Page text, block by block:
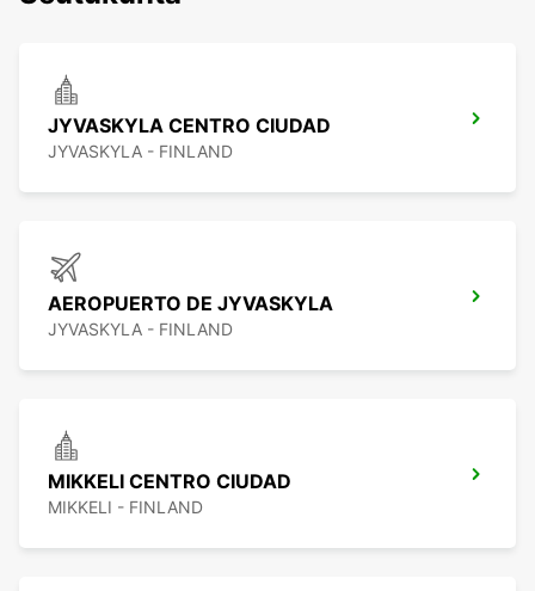
JYVASKYLA CENTRO CIUDAD
JYVASKYLA - FINLAND
AEROPUERTO DE JYVASKYLA
JYVASKYLA - FINLAND
MIKKELI CENTRO CIUDAD
MIKKELI - FINLAND